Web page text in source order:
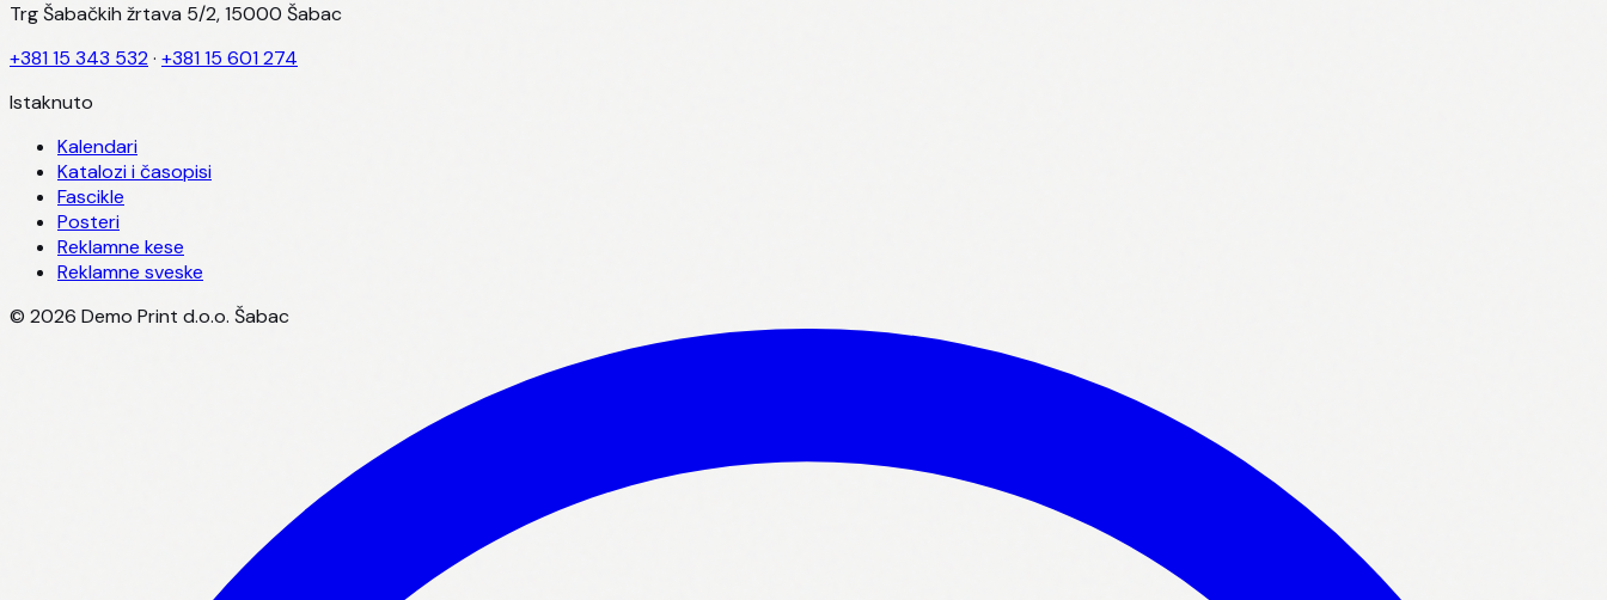
Trg Šabačkih žrtava 5/2, 15000 Šabac
+381 15 343 532· +381 15 601 274
Istaknuto
Kalendari
Katalozi i časopisi
Fascikle
Posteri
Reklamne kese
Reklamne sveske
© 2026 Demo Print d.o.o. Šabac